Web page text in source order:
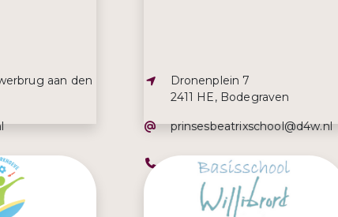
aan den
Adres:
Dronenplein 7
2411 HE, Bodegraven
E-mailadres:
prinsesbeatrixschool@d4w.nl
Telefoonnummer:
0172-612878